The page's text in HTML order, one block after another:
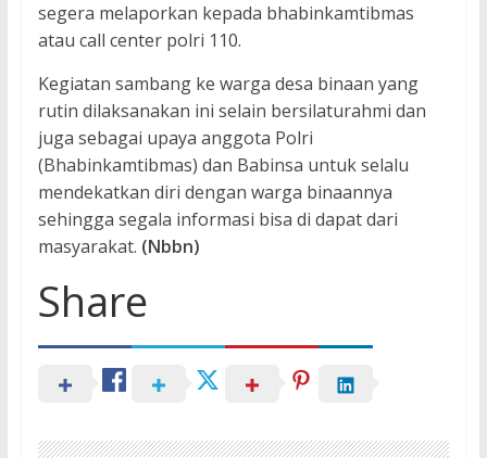
segera melaporkan kepada bhabinkamtibmas
atau call center polri 110.
Kegiatan sambang ke warga desa binaan yang
rutin dilaksanakan ini selain bersilaturahmi dan
juga sebagai upaya anggota Polri
(Bhabinkamtibmas) dan Babinsa untuk selalu
mendekatkan diri dengan warga binaannya
sehingga segala informasi bisa di dapat dari
masyarakat. (Nbbn)
Share